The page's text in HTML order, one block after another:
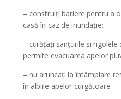
– construiţi bariere pentru a
casă în caz de inundaţie;
– curăţaţi şanţurile şi rigolele
permite evacuarea apelor
– nu aruncaţi la întâmplare
în albiile apelor curgătoare.